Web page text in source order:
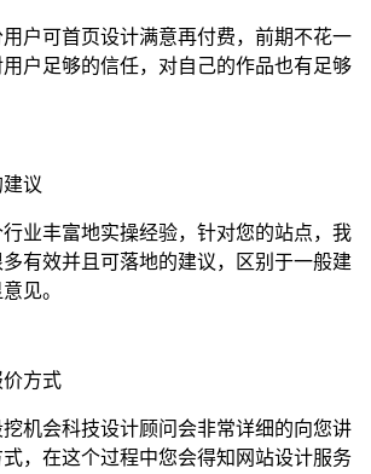
户可首页设计满意再付费，前期不花一
户足够的信任，对自己的作品也有足够
议
业丰富地实操经验，针对您的站点，我
有效并且可落地的建议，区别于一般建
见。
方式
机会科技设计顾问会非常详细的向您讲
，在这个过程中您会得知网站设计服务